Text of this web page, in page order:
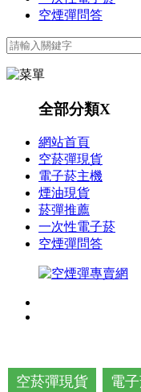
空煙彈問答
全部分類X
網站首頁
空菸彈現貨
電子菸主機
煙油現貨
菸彈推薦
一次性電子菸
空煙彈問答
空菸彈現貨 電